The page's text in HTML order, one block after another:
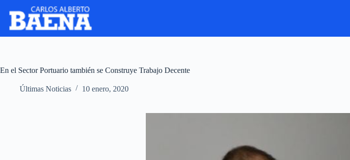
En el Sector Portuario también se Construye Trabajo Decente
Últimas Noticias 10 enero, 2020